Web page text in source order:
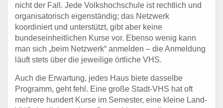
nicht der Fall. Jede Volkshochschule ist rechtlich und
organisatorisch eigenständig; das Netzwerk
koordiniert und unterstützt, gibt aber keine
bundeseinheitlichen Kurse vor. Ebenso wenig kann
man sich „beim Netzwerk“ anmelden – die Anmeldung
läuft stets über die jeweilige örtliche VHS.
Auch die Erwartung, jedes Haus biete dasselbe
Programm, geht fehl. Eine große Stadt-VHS hat oft
mehrere hundert Kurse im Semester, eine kleine Land-